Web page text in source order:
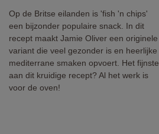
Op de Britse eilanden is 'fish 'n chips'
een bijzonder populaire snack. In dit
recept maakt Jamie Oliver een originele
variant die veel gezonder is en heerlijke
mediterrane smaken opvoert. Het fijnste
aan dit kruidige recept? Al het werk is
voor de oven!